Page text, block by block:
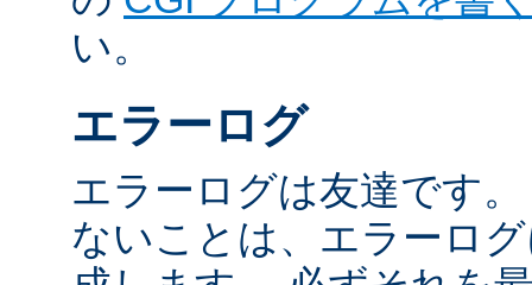
い。
エラーログ
エラーログは友達です
ないことは、エラーロ